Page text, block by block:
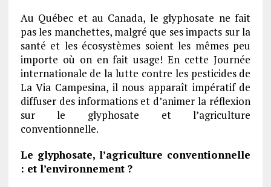
Au Québec et au Canada, le glyphosate ne fait
pas les manchettes, malgré que ses impacts sur la
santé et les écosystèmes soient les mêmes peu
importe où on en fait usage! En cette Journée
internationale de la lutte contre les pesticides de
La Via Campesina, il nous apparaît impératif de
diffuser des informations et d’animer la réflexion
sur le glyphosate et l’agriculture
conventionnelle.
Le glyphosate, l’agriculture conventionnelle
: et l’environnement ?